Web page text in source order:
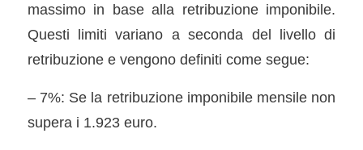
massimo in base alla retribuzione imponibile.
Questi limiti variano a seconda del livello di
retribuzione e vengono definiti come segue:
– 7%: Se la retribuzione imponibile mensile non
supera i 1.923 euro.